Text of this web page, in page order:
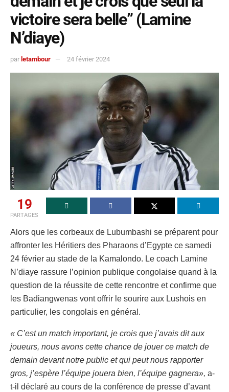
victoire sera belle” (Lamine
N’diaye)
par letambour 24 février 2024
19
PARTAGES
Alors que les corbeaux de Lubumbashi se préparent pour
affronter les Héritiers des Pharaons d’Egypte ce samedi
24 février au stade de la Kamalondo. Le coach Lamine
N’diaye rassure l’opinion publique congolaise quand à la
question de la réussite de cette rencontre et confirme que
les Badiangwenas vont offrir le sourire aux Lushois en
particulier, les congolais en général.
« C’est un match important, je crois que j’avais dit aux
joueurs, nous avons cette chance de jouer ce match de
demain devant notre public et qui peut nous rapporter
gros, j’espère l’équipe jouera bien, l’équipe gagnera», a-
t-il déclaré au cours de la conférence de presse d’avant